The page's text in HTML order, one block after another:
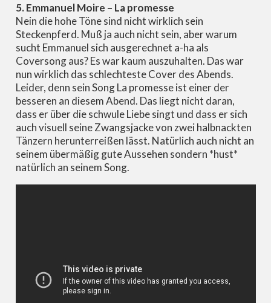
5. Emmanuel Moire – La promesse
Nein die hohe Töne sind nicht wirklich sein
Steckenpferd. Muß ja auch nicht sein, aber warum
sucht Emmanuel sich ausgerechnet a-ha als
Coversong aus? Es war kaum auszuhalten. Das war
nun wirklich das schlechteste Cover des Abends.
Leider, denn sein Song La promesse ist einer der
besseren an diesem Abend. Das liegt nicht daran,
dass er über die schwule Liebe singt und dass er sich
auch visuell seine Zwangsjacke von zwei halbnackten
Tänzern herunterreißen lässt. Natürlich auch nicht an
seinem übermäßig gute Aussehen sondern *hust*
natürlich an seinem Song.